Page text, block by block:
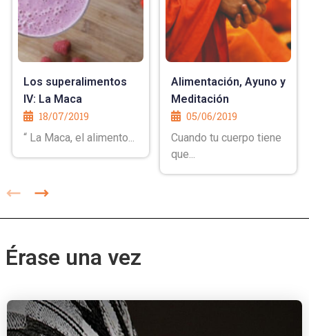
Los superalimentos
IV: La Maca
18/07/2019
“ La Maca, el alimento...
Alimentación, Ayuno y
Meditación
05/06/2019
Cuando tu cuerpo tiene
que...
Érase una vez